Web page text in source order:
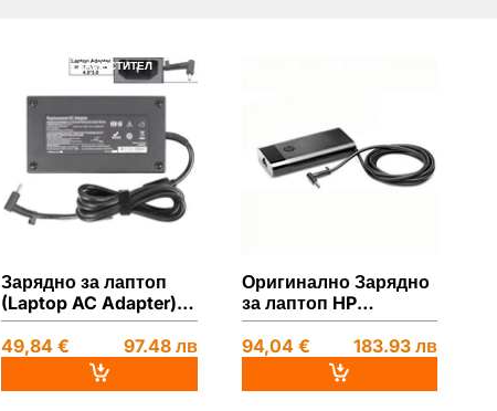
ЗАМЕСТИТЕЛ
Зарядно за лаптоп
(Laptop AC Adapter)
HP Notebook - 19.5V /
10.3A / 200W (4.5 x
3.0 x 0.7mm) Blue tip
Заместител /
49,84 € 97.48 лв
Оригинално Зарядно
за лаптоп HP
Notebook - 19.5V /
10.3A / 200W (4.5 x
3.0 x 0.7mm) Blue tip
94,04 € 183.93 лв